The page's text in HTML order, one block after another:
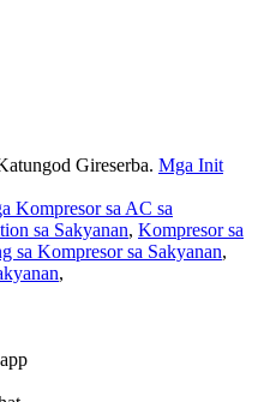
Gireserba. Mga Init
Kompresor sa AC sa
sa Sakyanan, Kompresor sa
sa Kompresor sa Sakyanan,
,